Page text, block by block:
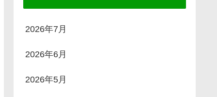
2026年7月
2026年6月
2026年5月